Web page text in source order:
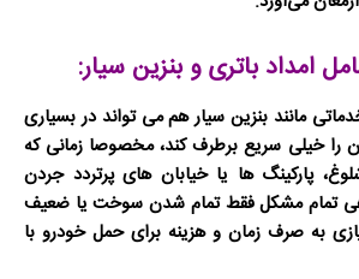
امداد باتری و بنزین سیار:
مانند بنزین سیار هم می تواند در بسیاری
را خیلی سریع برطرف کند، مخصوصا زمانی که
پارکینگ ها یا خیابان های پرتردد جردن
تمام مشکل فقط تمام شدن سوخت یا ضعیف
به صرف زمان و هزینه برایحمل خودرو با